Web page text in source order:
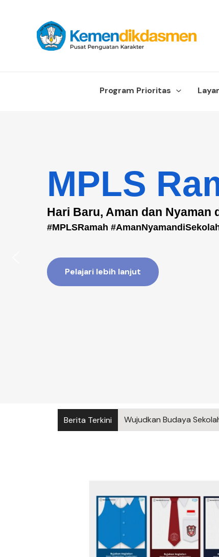
Program Prioritas
MPLS
Hari Baru, Aman dan Nyaman
#MPLSRamah
Pelajari lebih lanjut
Berita Terkini Wujudkan Budaya